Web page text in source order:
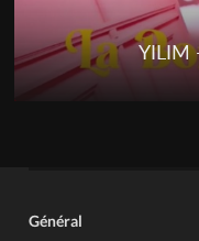
YILIM
Général